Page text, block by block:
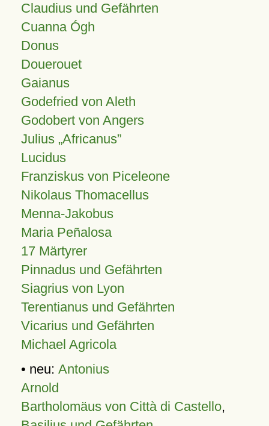
Claudius und Gefährten
Cuanna Ógh
Donus
Douerouet
Gaianus
Godefried von Aleth
Godobert von Angers
Julius Africanus
Lucidus
Franziskus von Piceleone
Nikolaus Thomacellus
Menna-Jakobus
Maria Peñalosa
17 Märtyrer
Pinnadus und Gefährten
Siagrius von Lyon
Terentianus und Gefährten
Vicarius und Gefährten
Michael Agricola
• neu: Antonius
Arnold
Bartholomäus von Città di Castello,